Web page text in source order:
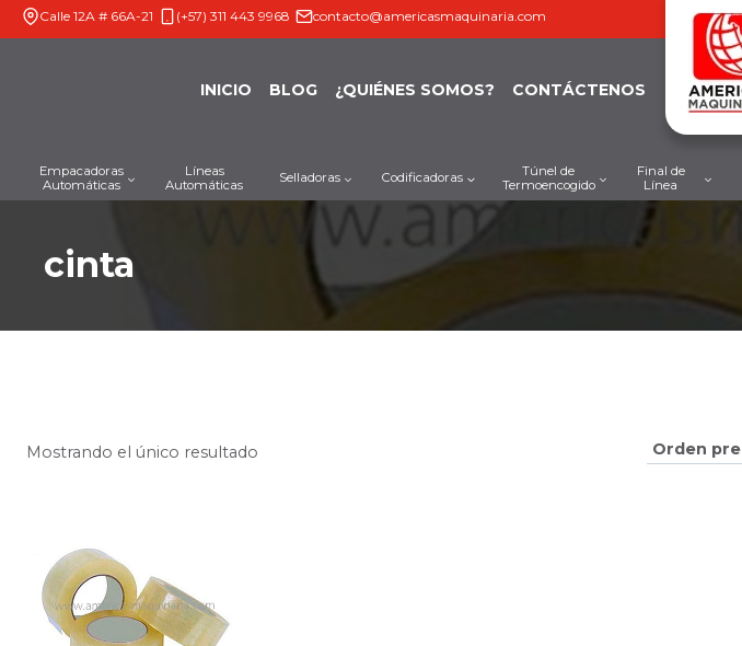
Saltar
al
Calle 12A # 66A-21 (+57) 311 443 9968 contacto@americasmaquinaria.com
INICIO BLOG ¿QUIÉNES SOMOS? CONTÁCTENOS
Empacadoras
Automáticas
Líneas
Automáticas
Selladoras Codificadoras
Túnel de
Termoencogido
Final de
Línea
cinta
Mostrando el único resultado